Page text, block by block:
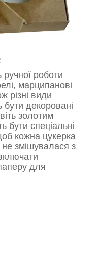
роботи
марципанові
різні види
декоровані
золотим
бути спеціальні
кожна цукерка
змішувалася з
для